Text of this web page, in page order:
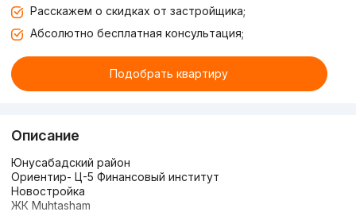
Расскажем о скидках от застройщика;
Абсолютно бесплатная консультация;
Подобрать квартиру
Описание
Юнусабадский район
Ориентир- Ц-5 Финансовый институт
Новостройка
ЖК Muhtasham